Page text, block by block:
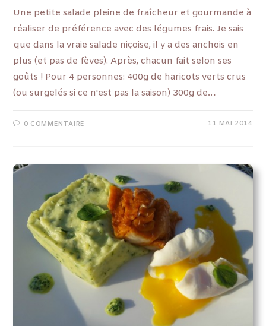
Une petite salade pleine de fraîcheur et gourmande à
réaliser de préférence avec des légumes frais. Je sais
que dans la vraie salade niçoise, il y a des anchois en
plus (et pas de fèves). Après, chacun fait selon ses
goûts ! Pour 4 personnes: 400g de haricots verts crus
(ou surgelés si ce n'est pas la saison) 300g de…
0 COMMENTAIRE 11 MAI 2014